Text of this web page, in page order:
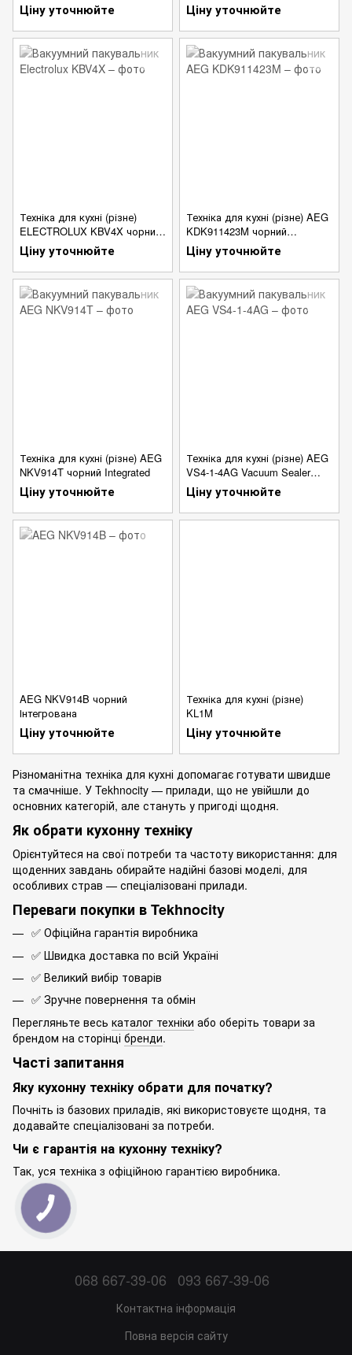
Вакуумний
Ціну уточнюйте
Вакуумний
Ціну уточнюйте
Техніка для кухні (різне)
ELECTROLUX KBV4X чорний
Вакуумний
Ціну уточнюйте
Техніка для кухні (різне) AEG
KDK911423M чорний
Integrated
Ціну уточнюйте
Техніка для кухні (різне) AEG
NKV914T чорний Integrated
Ціну уточнюйте
Техніка для кухні (різне) AEG
VS4-1-4AG Vacuum Sealer
Vacuum
Ціну уточнюйте
AEG NKV914B чорний
Інтегрована
Ціну уточнюйте
Техніка для кухні (різне)
KL1M
Ціну уточнюйте
Різноманітна техніка для кухні допомагає готувати швидше
та смачніше. У Tekhnocity — прилади, що не увійшли до
основних категорій, але стануть у пригоді щодня.
Як обрати кухонну техніку
Орієнтуйтеся на свої потреби та частоту використання: для
щоденних завдань обирайте надійні базові моделі, для
особливих страв — спеціалізовані прилади.
Переваги покупки в Tekhnocity
✅ Офіційна гарантія виробника
✅ Швидка доставка по всій Україні
✅ Великий вибір товарів
✅ Зручне повернення та обмін
Перегляньте весь каталог техніки або оберіть товари за
брендом на сторінці бренди.
Часті запитання
Яку кухонну техніку обрати для початку?
Почніть із базових приладів, які використовуєте щодня, та
додавайте спеціалізовані за потреби.
Чи є гарантія на кухонну техніку?
Так, уся техніка з офіційною гарантією виробника.
068 667-39-06 093 667-39-06
Контактна інформація
Повна версія сайту